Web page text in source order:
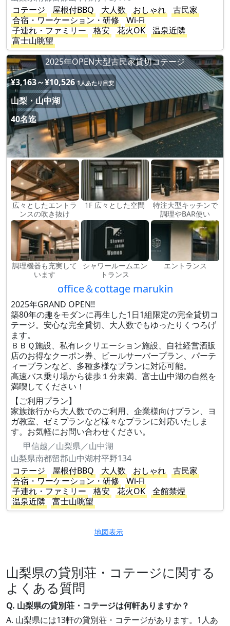
コテージ
屋根付BBQ 大人数 おしゃれ
古民家
合宿・ワーケーション・研修
Wi-Fi
子連れ・ファミリー
格安 花火OK
温泉近隣
富士山眺望
2025年OPEN大型古民家貸切コテージ
¥3,163～¥10,526 1人あたり目安
山梨・山中湖
40名迄
広々としたエントラ
ンスの吹き抜け
1F 広々とした空間
特注大型キッチンで
調理やBAR使い
調理機器も充実して
います
シャワールームエン
トランス
エントランス
office＆cottage marukin
2025年GRAND OPEN!!
築80年の趣をモダンに再生した1日1組限定の完全貸切コ
テージ。安心な完全貸切、大人数でもゆったりくつろげ
ます。
ＢＢＱ施設、私有レクリエーション施設、自社経営酒販
店のお得なクーポン券、ビールサーバープラン、パーテ
ィープランなど、多種多様なプランに対応可能。
高速バス乗り場から徒歩１分未満、富士山中湖の自然を
満喫してください！
【ご利用プラン】
家族旅行から大人数でのご利用、企業様向けプラン、ヨ
ガ教室、ゼミプランなど様々なプランに対応いたしま
す。お気軽にお問い合わせください。
甲信越／山梨県／山中湖
山梨県南都留郡山中湖村平野134
コテージ
屋根付BBQ 大人数 おしゃれ
古民家
合宿・ワーケーション・研修
Wi-Fi
子連れ・ファミリー
格安 花火OK
全館禁煙
温泉近隣
富士山眺望
地図表示
山梨県の貸別荘・コテージに関する
よくある質問
Q. 山梨県の貸別荘・コテージは何軒ありますか？
A. 山梨県には13軒の貸別荘・コテージがあります。1人あ